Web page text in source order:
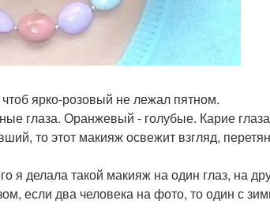
ярко-розовый не лежал пятном.
глаза. Оранжевый - голубые. Карие
то этот макияж освежит взгляд,
я делала такой макияж на один глаз, на
если два человека на фото, то один с